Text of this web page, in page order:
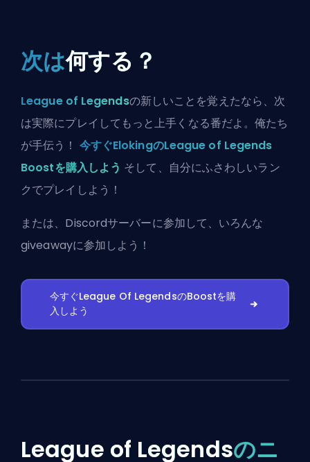
次は何する？
League of Legendsの新しいことを覚えたなら、次
は実際にプレイしてもっと上手くなる番だよ。俺たち
が手伝う！ 今すぐElokingのLeague of Legends
Boostを購入しよう そして、自分にふさわしいラン
クでプレイしよう！
または、 Discordサーバーに参加して、いろんな
giveawayに参加しよう！
今すぐLeague Of LegendsのBoostを購
入しよう
League of Legendsのニ